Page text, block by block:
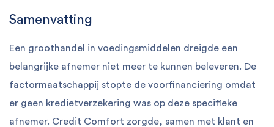
Samenvatting
Een groothandel in voedingsmiddelen dreigde een
belangrijke afnemer niet meer te kunnen beleveren. De
factormaatschappij stopte de voorfinanciering omdat
er geen kredietverzekering was op deze specifieke
afnemer. Credit Comfort zorgde, samen met klant en